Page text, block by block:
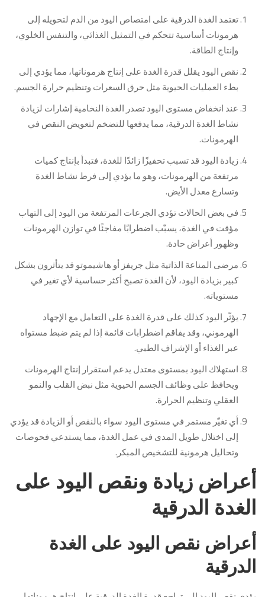
تعتمد الغدة الدرقية على امتصاص اليود من الدم لتحويله إلى
هرمونات أساسية تتحكم في التمثيل الغذائي، والتنفس الخلوي،
وإنتاج الطاقة.
نقص اليود يقلل قدرة الغدة على إنتاج هرموناتها، مما يؤدي إلى
بطء العمليات الحيوية مثل حرق السعرات وتنظيم حرارة الجسم.
عند انخفاض مستوى اليود تصدر الغدة النخامية إشارات لزيادة
نشاط الغدة الدرقية، مما يدفعها للتضخم لتعويض النقص في
الهرمونات.
زيادة اليود قد تسبب تحفيزًا زائدًا للغدة، فتبدأ بإنتاج كميات
مرتفعة من الهرمونات، وهو ما يؤدي إلى فرط نشاط الغدة
وتسارع معدل الأيض.
في بعض الحالات تؤدي الجرعات المرتفعة من اليود إلى التهاب
مؤقت في الغدة، يسبّب اضطرابًا مفاجئًا في توازن الهرمونات
وظهور أعراض حادة.
مرضى المناعة الذاتية مثل جريفز أو هاشيموتو قد يتأثرون بشكل
كبير بزيادة اليود، لأن الغدة تصبح أكثر حساسية لأي تغير في
مستوياته.
يؤثّر اليود كذلك على قدرة الغدة على التعامل مع الإجهاد
الهرموني، وقد يفاقم اضطرابات قائمة إذا لم يتم ضبط مستواه
عبر الغذاء أو الإشراف الطبي.
استهلاك اليود بمستوى معتدل يدعم استقرار إنتاج الهرمونات
ويحافظ على وظائف الجسم الحيوية مثل نبض القلب والنمو
العقلي وتنظيم الحرارة.
أي تغيّر مستمر في مستوى اليود سواء بالنقص أو الزيادة قد يؤدي
إلى اختلال طويل المدى في عمل الغدة، مما يستدعي فحوصات
وتحاليل هرمونية للتشخيص المبكر.
أعراض زيادة ونقص اليود على
الغدة الدرقية
أعراض نقص اليود على الغدة
الدرقية